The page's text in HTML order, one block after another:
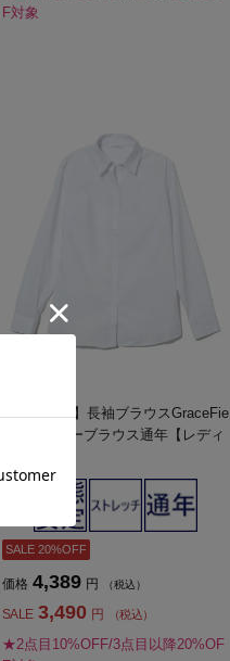
F対象
【形態安定】長袖ブラウスGraceFie
ldスキッパーブラウス通年【レディ
SALE 20%OFF
価格 4,389 円 （税込）
SALE 3,490 円 （税込）
★2点目10%OFF/3点目以降20%OF